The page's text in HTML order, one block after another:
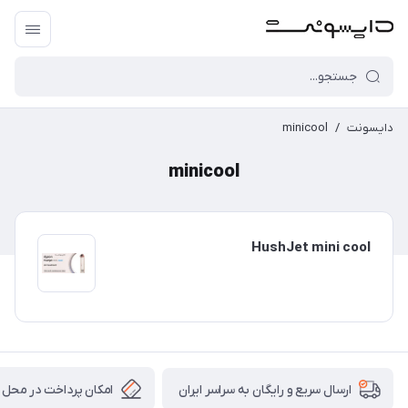
دایسونت /
minicool
minicool
HushJet mini cool
ارسال سریع و رایگان به سراسر ایران امکان پرداخت در محل